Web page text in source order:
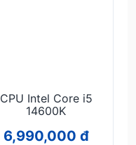
CPU Intel Core i5
14600K
6,990,000 đ